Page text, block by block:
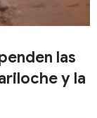
las
y la